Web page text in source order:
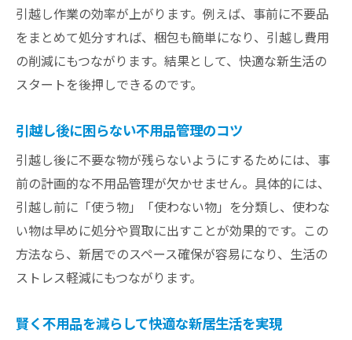
引越し作業の効率が上がります。例えば、事前に不要品
をまとめて処分すれば、梱包も簡単になり、引越し費用
の削減にもつながります。結果として、快適な新生活の
スタートを後押しできるのです。
引越し後に困らない不用品管理のコツ
引越し後に不要な物が残らないようにするためには、事
前の計画的な不用品管理が欠かせません。具体的には、
引越し前に「使う物」「使わない物」を分類し、使わな
い物は早めに処分や買取に出すことが効果的です。この
方法なら、新居でのスペース確保が容易になり、生活の
ストレス軽減にもつながります。
賢く不用品を減らして快適な新居生活を実現